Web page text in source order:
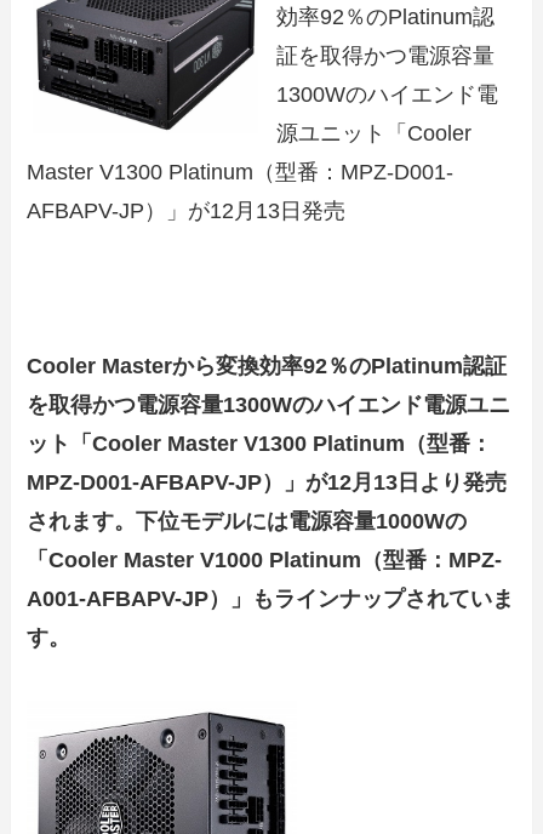
効率92％のPlatinum認
証を取得かつ電源容量
1300Wのハイエンド電
源ユニット「Cooler
Master V1300 Platinum（型番：MPZ-D001-
AFBAPV-JP）」が12月13日発売
Cooler Masterから変換効率92％のPlatinum認証
を取得かつ電源容量1300Wのハイエンド電源ユニ
ット「Cooler Master V1300 Platinum（型番：
MPZ-D001-AFBAPV-JP）」が12月13日より発売
されます。下位モデルには電源容量1000Wの
「Cooler Master V1000 Platinum（型番：MPZ-
A001-AFBAPV-JP）」もラインナップされていま
す。